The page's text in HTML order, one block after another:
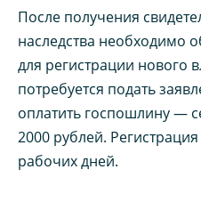
После получения
наследства необходимо
для регистрации нового
потребуется подать
оплатить госпошлину —
2000 рублей.
рабочих дней.